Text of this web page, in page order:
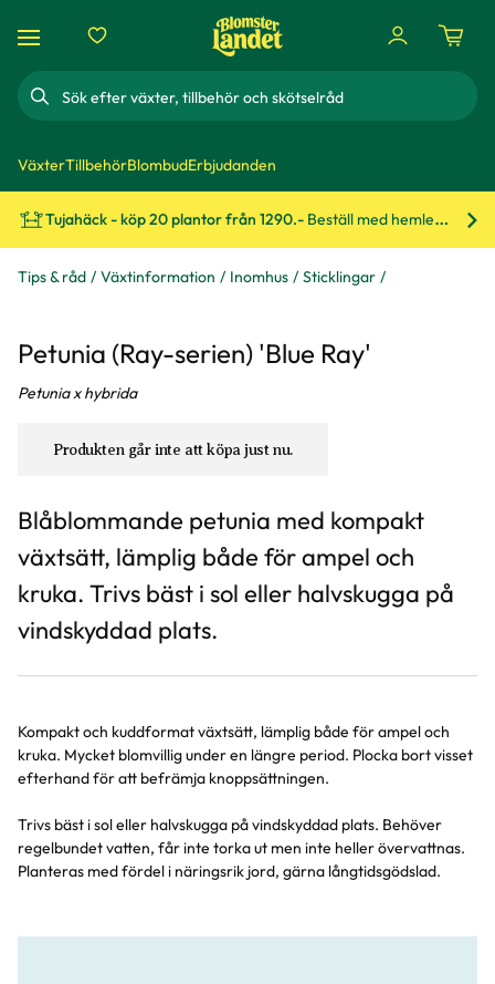
Sök
VäxterTillbehörBlombudErbjudanden
Tujahäck - köp 20 plantor från 1290.- Beställ med hemleverans!
Tips & råd Växtinformation Inomhus Sticklingar
Petunia (Ray-serien) 'Blue Ray'
Petunia x hybrida
Produkten går inte att köpa just nu.
Blåblommande petunia med kompakt
växtsätt, lämplig både för ampel och
kruka. Trivs bäst i sol eller halvskugga på
vindskyddad plats.
Kompakt och kuddformat växtsätt, lämplig både för ampel och
kruka. Mycket blomvillig under en längre period. Plocka bort visset
efterhand för att befrämja knoppsättningen.
Trivs bäst i sol eller halvskugga på vindskyddad plats. Behöver
regelbundet vatten, får inte torka ut men inte heller övervattnas.
Planteras med fördel i näringsrik jord, gärna långtidsgödslad.